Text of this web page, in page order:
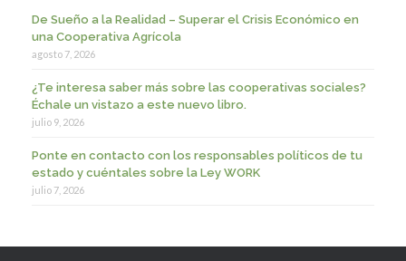
De Sueño a la Realidad – Superar el Crisis Económico en
una Cooperativa Agrícola
agosto 7, 2026
¿Te interesa saber más sobre las cooperativas sociales?
Échale un vistazo a este nuevo libro.
julio 9, 2026
Ponte en contacto con los responsables políticos de tu
estado y cuéntales sobre la Ley WORK
julio 7, 2026